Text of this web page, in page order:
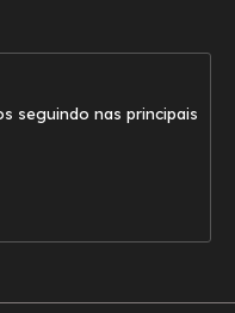
seguindo nas principais